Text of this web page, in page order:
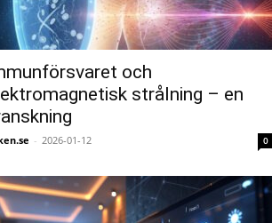
och
strålning – en
- 2026-01-12 0